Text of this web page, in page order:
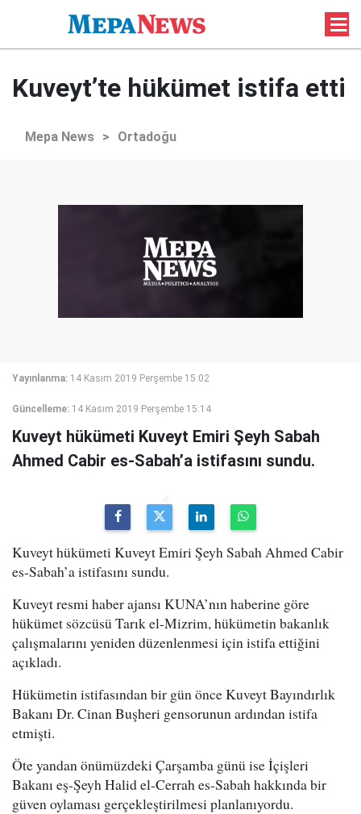
Kuveyt’te hükümet istifa etti
Mepa News > Ortadoğu
Yayınlanma: 14 Kasım 2019 Perşembe 15:02
Güncelleme: 14 Kasım 2019 Perşembe 15:14
Kuveyt hükümeti Kuveyt Emiri Şeyh Sabah
Ahmed Cabir es-Sabah’a istifasını sundu.
Kuveyt hükümeti Kuveyt Emiri Şeyh Sabah Ahmed Cabir
es-Sabah’a istifasını sundu.
Kuveyt resmi haber ajansı KUNA’nın haberine göre
hükümet sözcüsü Tarık el-Mizrim, hükümetin bakanlık
çalışmalarını yeniden düzenlenmesi için istifa ettiğini
açıkladı.
Hükümetin istifasından bir gün önce Kuveyt Bayındırlık
Bakanı Dr. Cinan Buşheri gensorunun ardından istifa
etmişti.
Öte yandan önümüzdeki Çarşamba günü ise İçişleri
Bakanı eş-Şeyh Halid el-Cerrah es-Sabah hakkında bir
güven oylaması gerçekleştirilmesi planlanıyordu.